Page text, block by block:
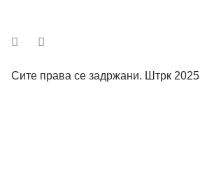
Сите права се задржани. Штрк 2025